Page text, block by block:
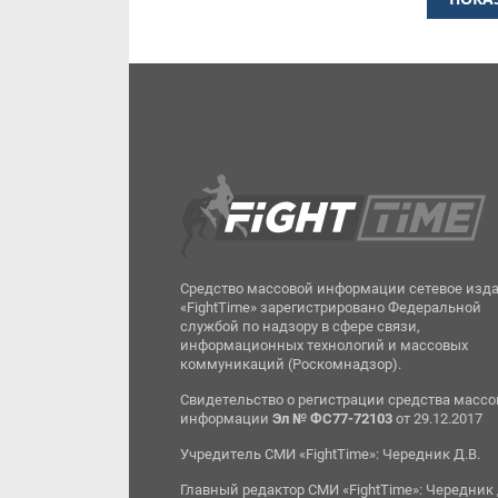
Средство массовой информации сетевое
«FightTime» зарегистрировано Федеральной
службой по надзору в сфере связи,
информационных технологий и массовых
коммуникаций (Роскомнадзор).
Свидетельство о регистрации средства
информацииЭл № ФС77-72103 от 29.12.2017
Учредитель СМИ «FightTime»: Чередник Д.В.
Главный редактор СМИ «FightTime»: Чередник